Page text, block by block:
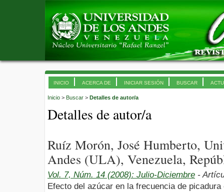
INICIO ACERCA DE INICIAR SESIÓN BUSCAR
Inicio > Buscar > Detalles de autor/a
Detalles de autor/a
Ruíz Morón, José Humberto,
Andes (ULA), Venezuela,
Vol. 7, Núm. 14 (2008): Julio-Diciembre -
Efecto del azúcar en la frecuencia de